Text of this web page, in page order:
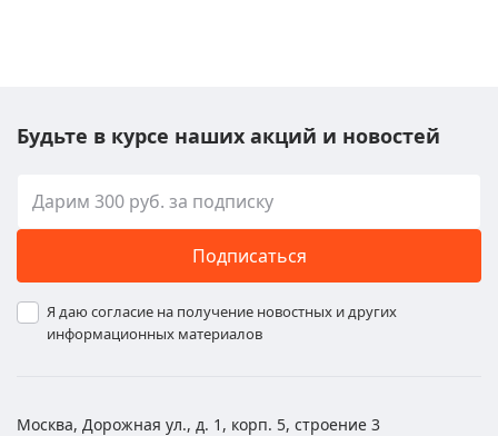
Будьте в курсе наших акций и новостей
Подписаться
Я даю согласие на получение новостных и других
информационных материалов
Москва, Дорожная ул., д. 1, корп. 5, строение 3